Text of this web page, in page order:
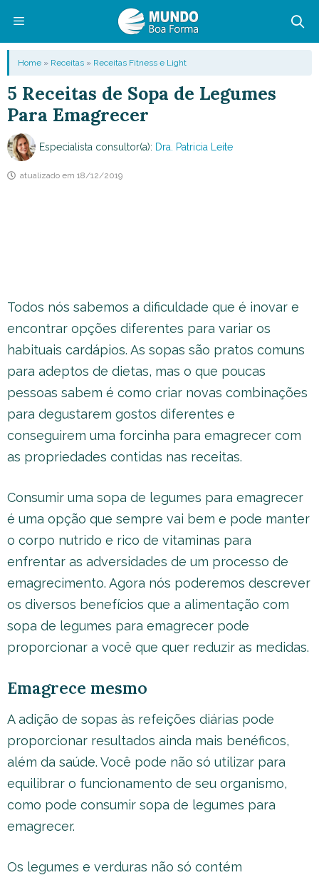
conteúdo
Menu
Home » Receitas » Receitas Fitness e Light
5 Receitas de Sopa de Legumes
Para Emagrecer
Especialista consultor(a): Dra. Patricia Leite
atualizado em 18/12/2019
Todos nós sabemos a dificuldade que é inovar e
encontrar opções diferentes para variar os
habituais cardápios. As sopas são pratos comuns
para adeptos de dietas, mas o que poucas
pessoas sabem é como criar novas combinações
para degustarem gostos diferentes e
conseguirem uma forcinha para emagrecer com
as propriedades contidas nas receitas.
Consumir uma sopa de legumes para emagrecer
é uma opção que sempre vai bem e pode manter
o corpo nutrido e rico de vitaminas para
enfrentar as adversidades de um processo de
emagrecimento. Agora nós poderemos descrever
os diversos benefícios que a alimentação com
sopa de legumes para emagrecer pode
proporcionar a você que quer reduzir as medidas.
Emagrece mesmo
A adição de sopas às refeições diárias pode
proporcionar resultados ainda mais benéficos,
além da saúde. Você pode não só utilizar para
equilibrar o funcionamento de seu organismo,
como pode consumir sopa de legumes para
emagrecer.
Os legumes e verduras não só contém